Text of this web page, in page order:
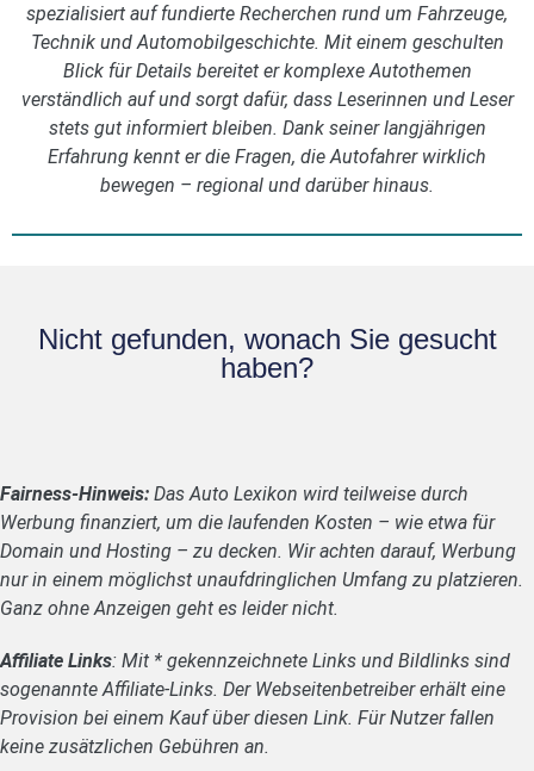
spezialisiert auf fundierte Recherchen rund um Fahrzeuge,
Technik und Automobilgeschichte. Mit einem geschulten
Blick für Details bereitet er komplexe Autothemen
verständlich auf und sorgt dafür, dass Leserinnen und Leser
stets gut informiert bleiben. Dank seiner langjährigen
Erfahrung kennt er die Fragen, die Autofahrer wirklich
bewegen – regional und darüber hinaus.
Nicht gefunden, wonach Sie gesucht
haben?
Fairness-Hinweis: Das Auto Lexikon wird teilweise durch
Werbung finanziert, um die laufenden Kosten – wie etwa für
Domain und Hosting – zu decken. Wir achten darauf, Werbung
nur in einem möglichst unaufdringlichen Umfang zu platzieren.
Ganz ohne Anzeigen geht es leider nicht.
Affiliate Links: Mit * gekennzeichnete Links und Bildlinks sind
sogenannte Affiliate-Links. Der Webseitenbetreiber erhält eine
Provision bei einem Kauf über diesen Link. Für Nutzer fallen
keine zusätzlichen Gebühren an.